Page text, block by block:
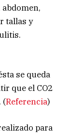
tallas y
se queda
que el CO2
(Referencia)
para